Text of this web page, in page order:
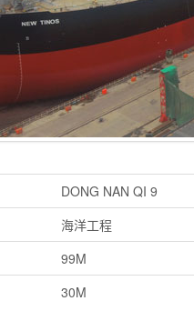
DONG NAN QI 9
海洋工程
99M
30M